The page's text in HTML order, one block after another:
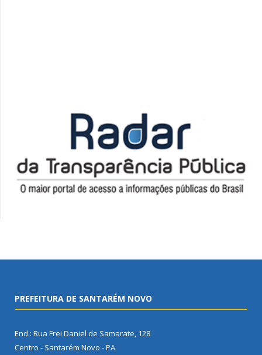
PREFEITURA DE SANTARÉM NOVO
End.: Rua Frei Daniel de Samarate, 128
Centro - Santarém Novo - PA